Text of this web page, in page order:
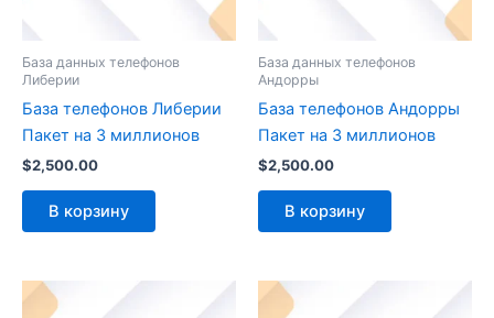
База данных телефонов
Либерии
База телефонов Либерии
Пакет на 3 миллионов
$2,500.00
В корзину
База данных телефонов
Андорры
База телефонов Андорры
Пакет на 3 миллионов
$2,500.00
В корзину